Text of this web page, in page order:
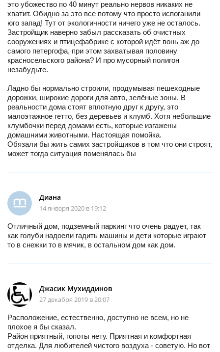
это убожество по 40 минут реально нервов никаких не
хватит. Обидно за это все потому что просто испоганили
юго запад! Тут от экологичности ничего уже не осталось.
Застройщик наверно забыл рассказать об очистных
сооружениях и птицефабрике с которой идёт вонь аж до
самого петергофа, при этом захватывая половину
красносельского района? И про мусорный полигон
незабудьте.
Ладно бы нормально строили, продумывая пешеходные
дорожки, широкие дороги для авто, зелёные зоны. В
реальности дома стоят вплотную друг к другу, это
малоэтажное гетто, без деревьев и клумб. Хотя небольшие
клумбочки перед домами есть, которые изгажены
домашними животными. Настоящая помойка.
Обязали бы жить самих застройщиков в том что они строят,
может тогда ситуация поменялась бы
Диана
14 января 2020 в 19:12
Отличный дом, подземный паркинг что очень радует, так
как голуби надоели гадить машины и дети которые играют
то в снежки то в мячик, в остальном дом как дом.
Джасик Мухиддинов
27 декабря 2019 в 20:07
Расположение, естественно, доступно не всем, но не
плохое я бы сказал.
Район приятный, гопоты нету. Приятная и комфортная
отделка. Для любителей чистого воздуха - советую. Но вот